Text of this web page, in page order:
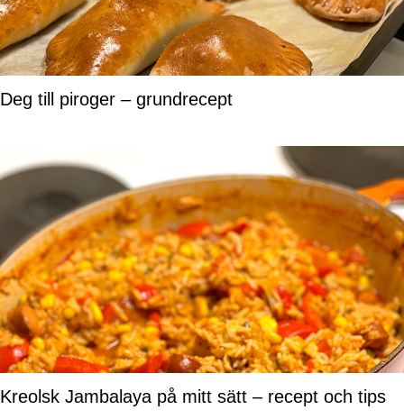
Deg till piroger – grundrecept
Kreolsk Jambalaya på mitt sätt – recept och tips